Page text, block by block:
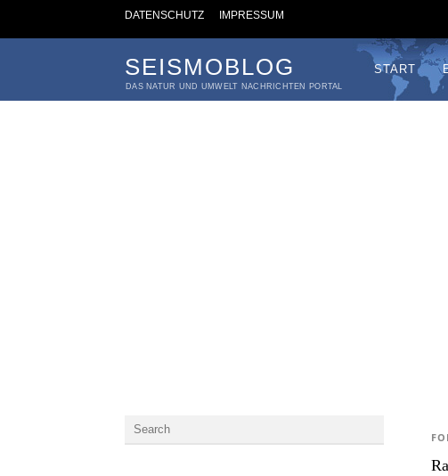
DATENSCHUTZ IMPRESSUM
SEISMOBLOG
DAS NATUR UND UMWELT NACHRICHTEN PORTAL
START